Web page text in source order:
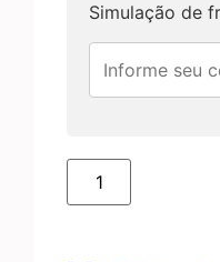
Simulação de